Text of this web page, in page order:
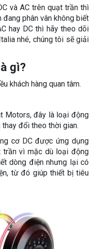
và AC trên quạt trần thì
phân vân không biết
hay DC thì hãy theo dõi
nhé, chúng tôi sẽ giải
gì?
khách hàng quan tâm.
Motors, đây là loại động
đổi theo thời gian.
cơ DC được ứng dụng
trần vì mặc dù loại động
dòng điện nhưng lại có
từ đó giúp thiết bị tiêu